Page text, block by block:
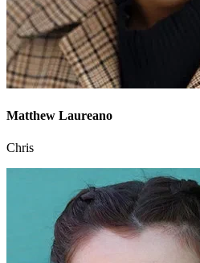
Matthew Laureano
Chris